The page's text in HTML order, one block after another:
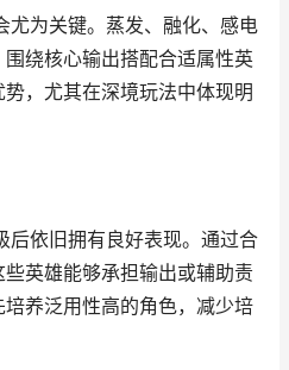
尤为关键。蒸发、融化、感电
绕核心输出搭配合适属性英
，尤其在深境玩法中体现明
后依旧拥有良好表现。通过合
英雄能够承担输出或辅助责
养泛用性高的角色，减少培